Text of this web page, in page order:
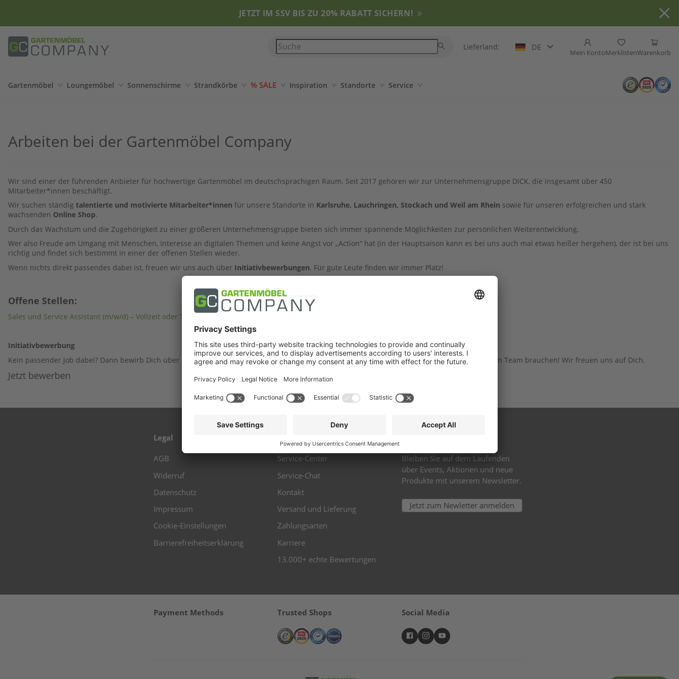
JETZT IM SSV BIS ZU 20% RABATT SICHERN!
Lieferland: DE
Mein KontoMerklistenWarenkorb
Gartenmöbel Loungemöbel Sonnenschirme Strandkörbe % SALE Inspiration Standorte Service
Arbeiten bei der Gartenmöbel Company
Wir sind einer der führenden Anbieter für hochwertige Gartenmöbel im deutschsprachigen Raum. Seit 2017 gehören wir zur Unternehmensgruppe DICK, die insgesamt über 450
Mitarbeiter*innen beschäftigt.
Wir suchen ständig talentierte und motivierte Mitarbeiter*innen für unsere Standorte in Karlsruhe, Lauchringen, Stockach und Weil am Rhein sowie für unseren erfolgreichen und stark
wachsenden Online Shop.
Durch das Wachstum und die Zugehörigkeit zu einer größeren Unternehmensgruppe bieten sich immer spannende Möglichkeiten zur persönlichen Weiterentwicklung.
Wer also Freude am Umgang mit Menschen, Interesse an digitalen Themen und keine Angst vor „Action“ hat (in der Hauptsaison kann es bei uns auch mal etwas heißer hergehen), der ist bei uns
richtig und findet sich bestimmt in einer der offenen Stellen wieder.
Wenn nichts direkt passendes dabei ist, freuen wir uns auch über Initiativbewerbungen. Für gute Leute finden wir immer Platz!
Offene Stellen:
Sales und Service Assistant (m/w/d) – Vollzeit oder Teilzeit mind. 75 % – in
Initiativbewerbung
Kein passender Job dabei? Dann bewirb Dich über unser Bewerbungsformular doch einfach initiativ! Überzeuge uns, warum wir Dich in unserem Team brauchen! Wir freuen uns auf Dich.
Jetzt bewerben
Legal
AGB
Widerruf
Datenschutz
Impressum
Cookie-Einstellungen
Barrierefreiheitserklärung
Service-Center
Service-Chat
Kontakt
Versand und Lieferung
Zahlungsarten
Karriere
13.000+ echte Bewertungen
Bleiben Sie auf dem Laufenden
über Events, Aktionen und neue
Produkte mit unserem Newsletter.
Jetzt zum Newletter anmelden
Payment Methods Trusted Shops Social Media